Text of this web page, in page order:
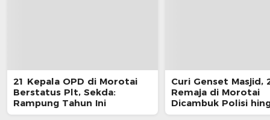
21 Kepala OPD di Morotai
Berstatus Plt, Sekda:
Rampung Tahun Ini
Curi Genset Masjid,
Remaja di Morotai
Dicambuk Polisi
Berdarah